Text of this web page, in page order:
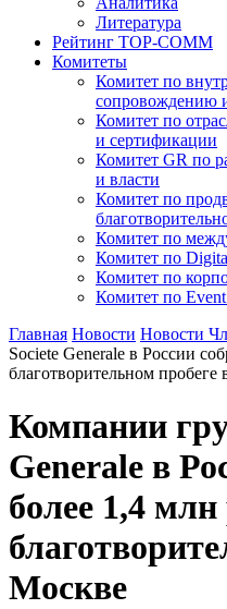
Литература
Рейтинг TOP-COMM
Комитеты
Комитет по
сопровождению
Комитет по
и сертификации
Комитет GR по
и власти
Комитет по
Комитет по
Комитет по
Комитет по
Комитет по
Главная Новости Новости
Societe Generale в России
благотворительном пробеге
Компании
Generale в
более 1,4
Москве